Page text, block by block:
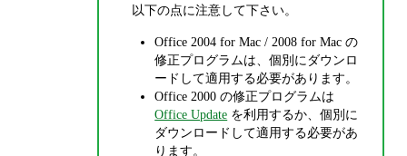
以下の点に注意して下さい。
Office 2004 for Mac / 2008 for Mac の
修正プログラムは、個別にダウンロ
ードして適用する必要があります。
Office 2000 の修正プログラムは
Office Update を利用するか、個別に
ダウンロードして適用する必要があ
ります。